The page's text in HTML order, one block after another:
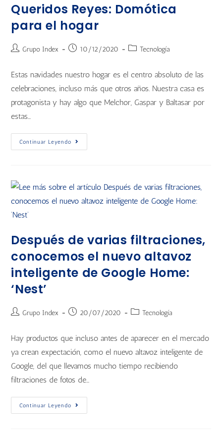
Queridos Reyes: Domótica
para el hogar
Grupo Index 10/12/2020 Tecnología
Estas navidades nuestro hogar es el centro absoluto de las
celebraciones, incluso más que otros años. Nuestra casa es
protagonista y hay algo que Melchor, Gaspar y Baltasar por
estas…
Continuar Leyendo
Después de varias filtraciones,
conocemos el nuevo altavoz
inteligente de Google Home:
‘Nest’
Grupo Index 20/07/2020 Tecnología
Hay productos que incluso antes de aparecer en el mercado
ya crean expectación, como el nuevo altavoz inteligente de
Google, del que llevamos mucho tiempo recibiendo
filtraciones de fotos de…
Continuar Leyendo